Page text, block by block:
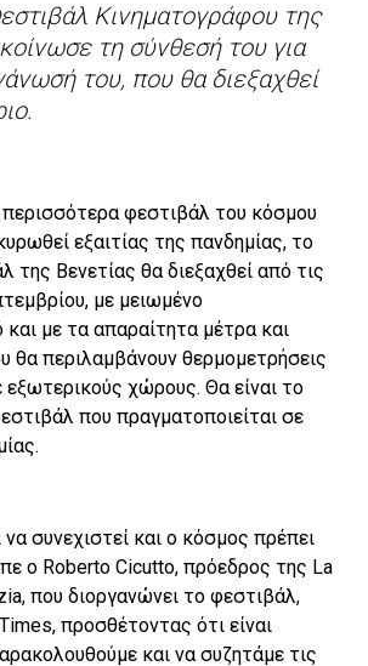
Κινηματογράφου της
τη σύνθεσή του για
του, που θα διεξαχθεί
περισσότερα φεστιβάλ του κόσμου
εξαιτίας της πανδημίας, το
της Βενετίας θα διεξαχθεί από τις
με μειωμένο
με τα απαραίτητα μέτρα και
θα περιλαμβάνουν θερμομετρήσεις
χώρους. Θα είναι το
που πραγματοποιείται σε
συνεχιστεί και ο κόσμος πρέπει
ο Roberto Cicutto, πρόεδρος της La
που διοργανώνει το φεστιβάλ,
προσθέτοντας ότι είναι
και να συζητάμε τις